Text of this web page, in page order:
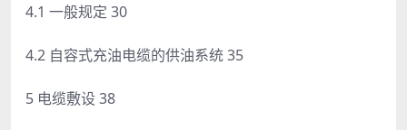
4.1 一般规定 30
4.2 自容式充油电缆的供油系统 35
5 电缆敷设 38